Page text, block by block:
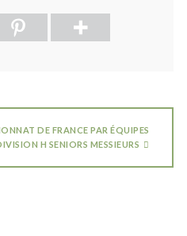
DE FRANCE PAR ÉQUIPES
H SENIORS MESSIEURS